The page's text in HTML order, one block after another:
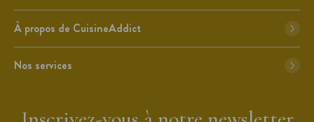
À propos de CuisineAddict
Nos services